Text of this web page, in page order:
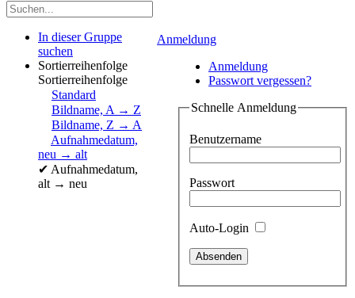
Anmeldung
Anmeldung
Passwort vergessen?
Schnelle Anmeldung
Benutzername
Passwort
Auto-Login
In dieser Gruppe
suchen
Sortierreihenfolge
Sortierreihenfolge
Standard
Bildname, A → Z
Bildname, Z → A
Aufnahmedatum,
neu → alt
✔ Aufnahmedatum,
alt → neu